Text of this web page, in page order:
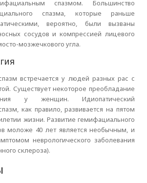
спазмом. Большинство
спазма, которые раньше
вероятно, были вызваны
сосудов и компрессией лицевого
мозжечкового угла.
встречается у людей разных рас с
Существует некоторое преобладание
у женщин. Идиопатический
как правило, развивается на пятом
жизни. Развитие гемифациального
моложе 40 лет является необычным, и
неврологического заболевания
склероза).